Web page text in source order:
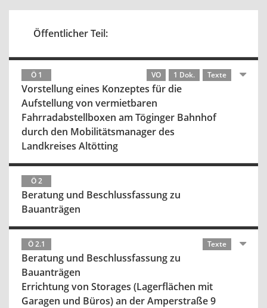
Öffentlicher Teil:
Ö 1 VO 1 Dok. Texte
Vorstellung eines Konzeptes für die
Aufstellung von vermietbaren
Fahrradabstellboxen am Töginger Bahnhof
durch den Mobilitätsmanager des
Landkreises Altötting
Ö 2
Beratung und Beschlussfassung zu
Bauanträgen
Ö 2.1 Texte
Beratung und Beschlussfassung zu
Bauanträgen
Errichtung von Storages (Lagerflächen mit
Garagen und Büros) an der Amperstraße 9